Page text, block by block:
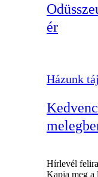
ér
Házunk
Hírlevél
Kapja meg a